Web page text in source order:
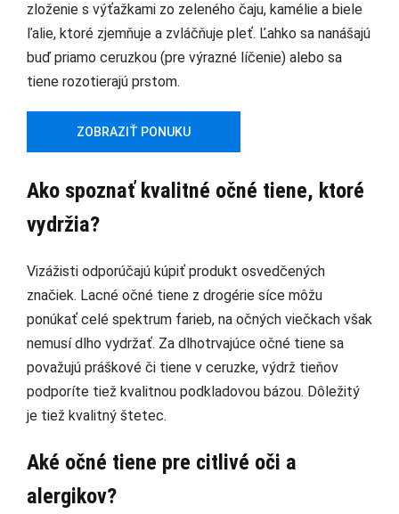
zloženie s výťažkami zo zeleného čaju, kamélie a biele
ľalie, ktoré zjemňuje a zvláčňuje pleť. Ľahko sa nanášajú
buď priamo ceruzkou (pre výrazné líčenie) alebo sa
tiene rozotierajú prstom.
ZOBRAZIŤ PONUKU
Ako spoznať kvalitné očné tiene, ktoré
vydržia?
Vizážisti odporúčajú kúpiť produkt osvedčených
značiek. Lacné očné tiene z drogérie síce môžu
ponúkať celé spektrum farieb, na očných viečkach však
nemusí dlho vydržať. Za dlhotrvajúce očné tiene sa
považujú práškové či tiene v ceruzke, výdrž tieňov
podporíte tiež kvalitnou podkladovou bázou. Dôležitý
je tiež kvalitný štetec.
Aké očné tiene pre citlivé oči a
alergikov?